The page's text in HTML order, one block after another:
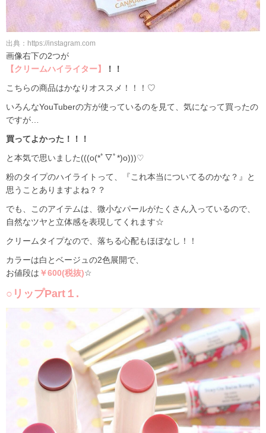
出典：https://instagram.com
画像右下の2つが
【クリームハイライター】
！！
こちらの商品はかなりオススメ！！！♡
いろんなYouTuberの方が使っているのを見て、気になって買ったの
ですが…
買ってよかった！！！
と本気で思いました(((o(*ﾟ▽ﾟ*)o)))♡
粉のタイプのハイライトって、『これ本当についてるのかな？』と
思うことありますよね？？
でも、このアイテムは、微小なパールがたくさん入っているので、
自然なツヤと立体感を表現してくれます☆
クリームタイプなので、落ちる心配もほぼなし！！
カラーは白とベージュの2色展開で、
お値段は ￥600(税抜)☆
○リップPart１.